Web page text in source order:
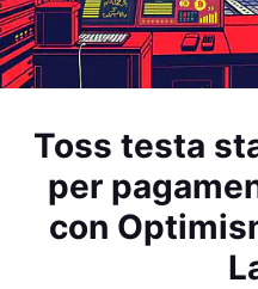
Toss testa
per
con